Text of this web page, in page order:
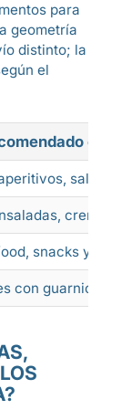
para
geometría
distinto; la
el
en
salsas y
cremas y
snacks y
con guarnición o